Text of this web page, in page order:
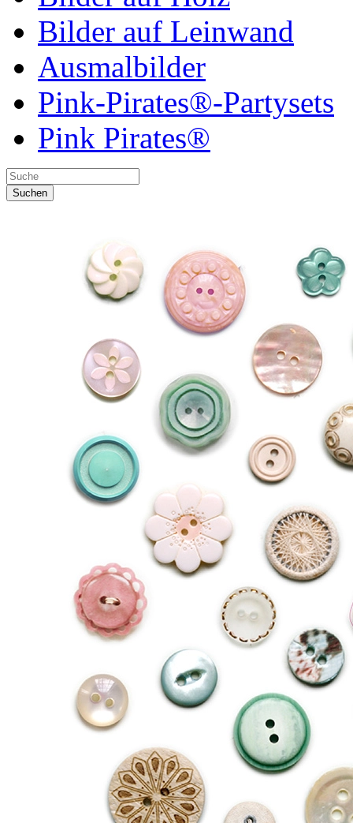
Bilder auf Leinwand
Ausmalbilder
Pink-Pirates®-Partysets
Pink Pirates®